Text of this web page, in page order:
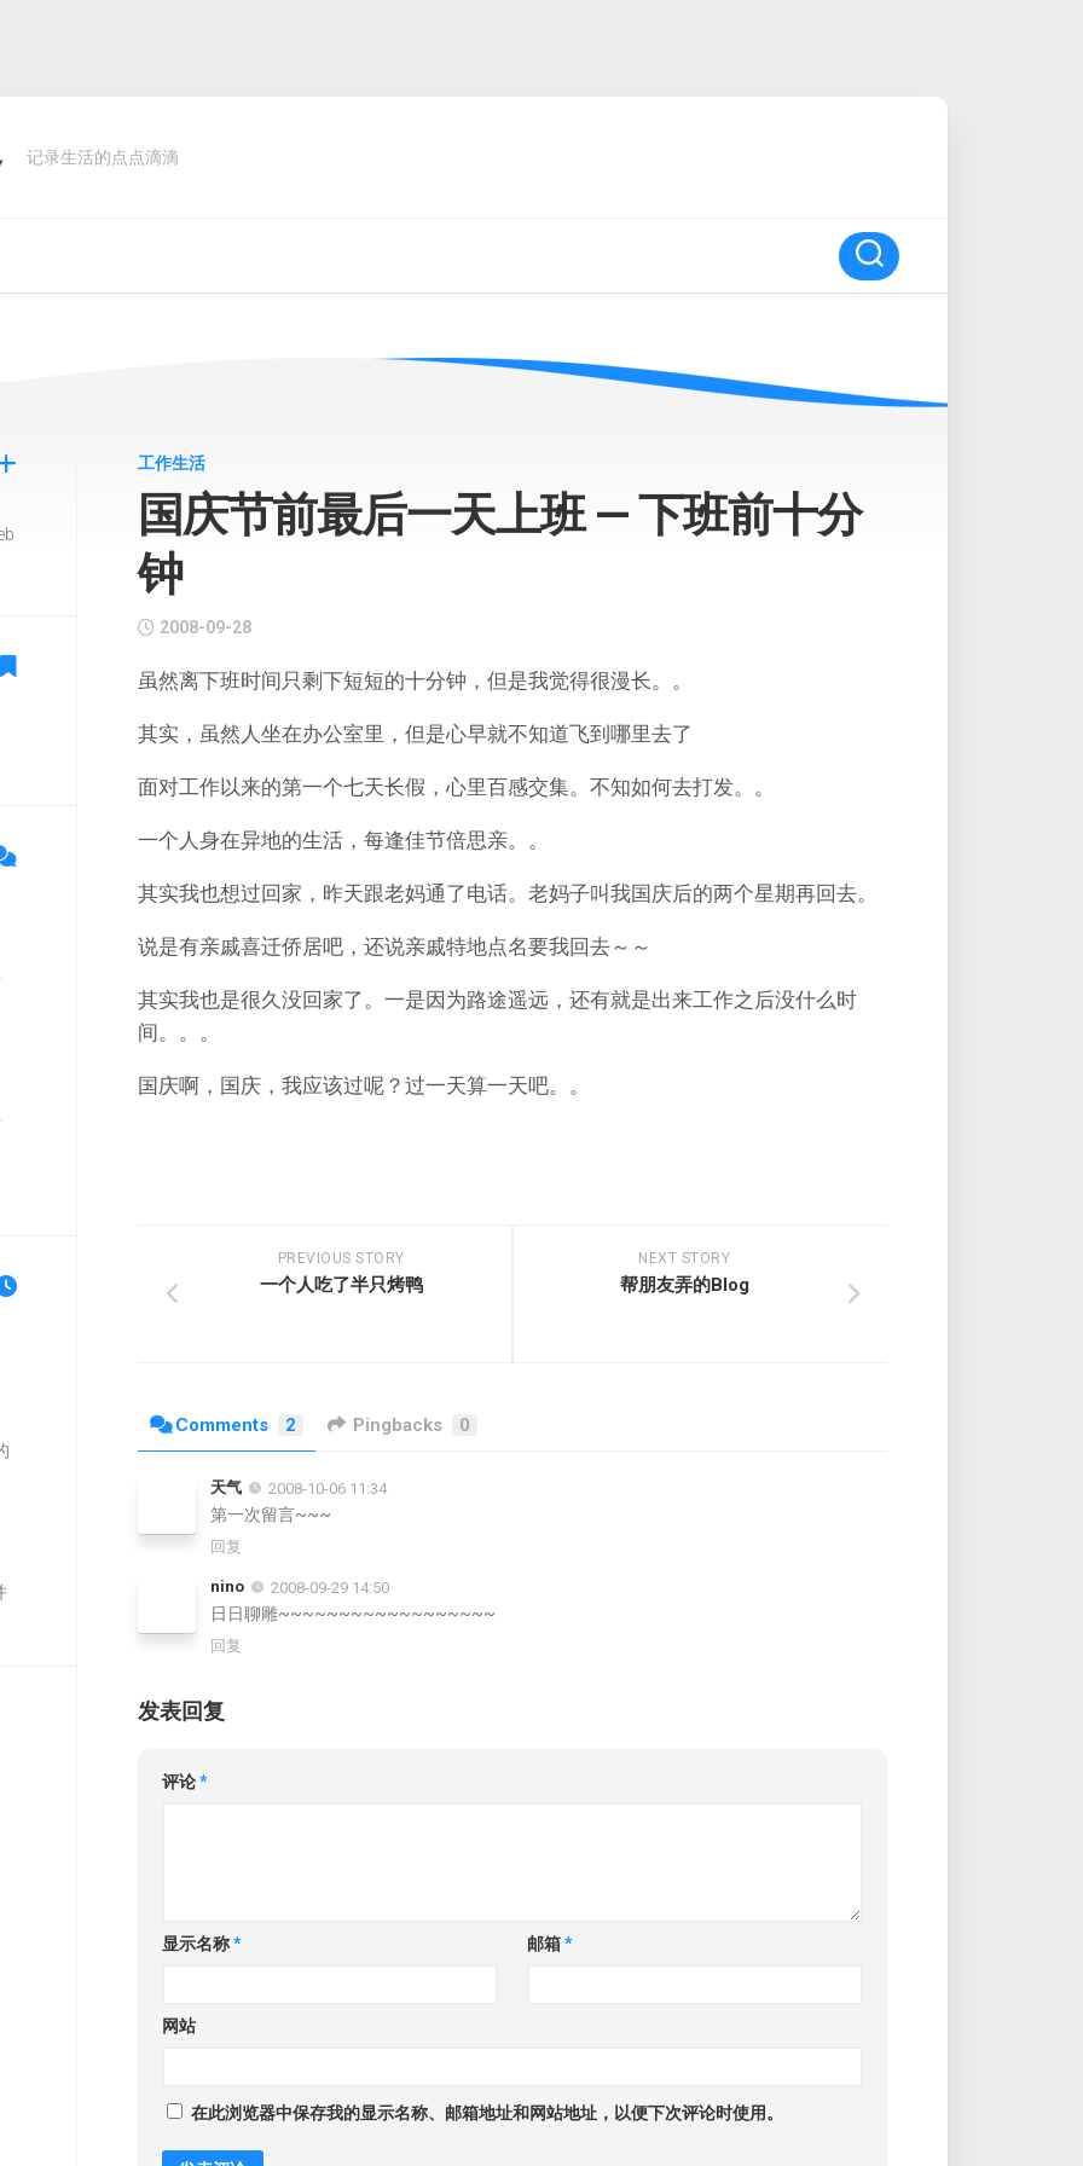
记录生活的点点滴滴
工作生活
国庆节前最后一天上班 — 下班前十分
钟
2008-09-28
虽然离下班时间只剩下短短的十分钟，但是我觉得很漫长。。
其实，虽然人坐在办公室里，但是心早就不知道飞到哪里去了
面对工作以来的第一个七天长假，心里百感交集。不知如何去打发。。
一个人身在异地的生活，每逢佳节倍思亲。。
其实我也想过回家，昨天跟老妈通了电话。老妈子叫我国庆后的两个星期再回去。
说是有亲戚喜迁侨居吧，还说亲戚特地点名要我回去～～
其实我也是很久没回家了。一是因为路途遥远，还有就是出来工作之后没什么时
间。。。
国庆啊，国庆，我应该过呢？过一天算一天吧。。
NEXT STORY
帮朋友弄的Blog
PREVIOUS STORY
一个人吃了半只烤鸭
Comments 2 Pingbacks 0
天气 2008-10-06 11:34
第一次留言~~~
回复
nino 2008-09-29 14:50
日日聊雕~~~~~~~~~~~~~~~~~~
回复
发表回复
评论*
显示名称* 邮箱*
网站
在此浏览器中保存我的显示名称、邮箱地址和网站地址，以便下次评论时使用。